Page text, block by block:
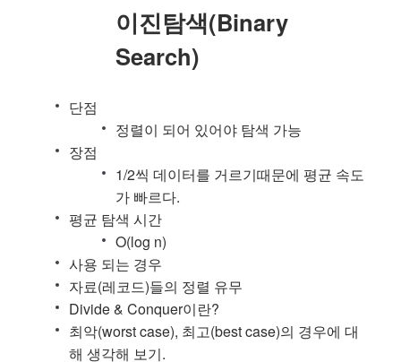
이진탐색(Binary
Search)
단점
정렬이 되어 있어야 탐색 가능
장점
1/2씩 데이터를 거르기때문에 평균 속도
가 빠르다.
평균 탐색 시간
O(log n)
사용 되는 경우
자료(레코드)들의 정렬 유무
Divide & Conquer이란?
최악(worst case), 최고(best case)의 경우에 대
해 생각해 보기.